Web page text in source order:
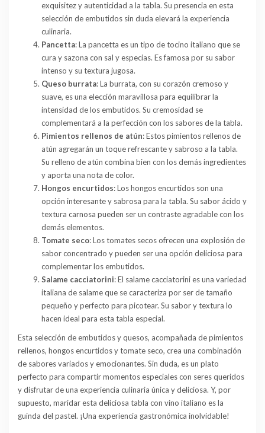
exquisitez y autenticidad a la tabla. Su presencia en esta
selección de embutidos sin duda elevará la experiencia
culinaria.
Pancetta: La pancetta es un tipo de tocino italiano que se
cura y sazona con sal y especias. Es famosa por su sabor
intenso y su textura jugosa.
Queso burrata: La burrata, con su corazón cremoso y
suave, es una elección maravillosa para equilibrar la
intensidad de los embutidos. Su cremosidad se
complementará a la perfección con los sabores de la tabla.
Pimientos rellenos de atún: Estos pimientos rellenos de
atún agregarán un toque refrescante y sabroso a la tabla.
Su relleno de atún combina bien con los demás ingredientes
y aporta una nota de color.
Hongos encurtidos: Los hongos encurtidos son una
opción interesante y sabrosa para la tabla. Su sabor ácido y
textura carnosa pueden ser un contraste agradable con los
demás elementos.
Tomate seco: Los tomates secos ofrecen una explosión de
sabor concentrado y pueden ser una opción deliciosa para
complementar los embutidos.
Salame cacciatorini: El salame cacciatorini es una variedad
italiana de salame que se caracteriza por ser de tamaño
pequeño y perfecto para picotear. Su sabor y textura lo
hacen ideal para esta tabla especial.
Esta selección de embutidos y quesos, acompañada de pimientos
rellenos, hongos encurtidos y tomate seco, crea una combinación
de sabores variados y emocionantes. Sin duda, es un plato
perfecto para compartir momentos especiales con seres queridos
y disfrutar de una experiencia culinaria única y deliciosa. Y, por
supuesto, maridar esta deliciosa tabla con vino italiano es la
guinda del pastel. ¡Una experiencia gastronómica inolvidable!